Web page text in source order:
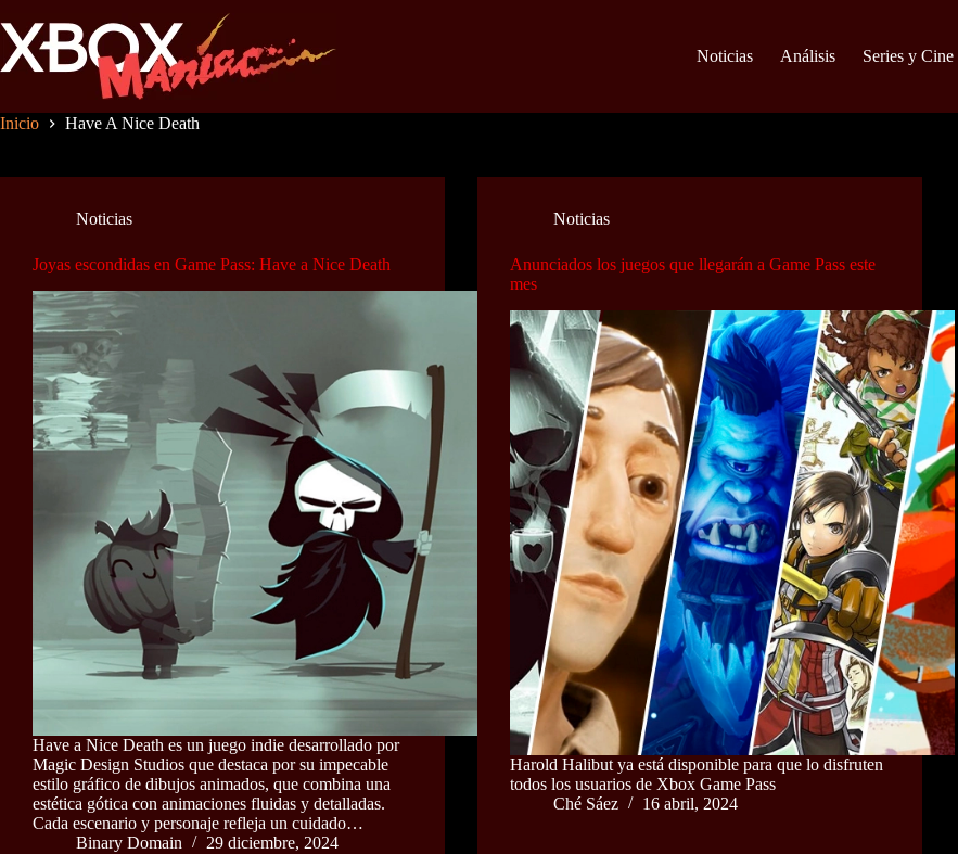
al
contenido
Noticias Análisis Series y Cine
Inicio Have A Nice Death
Noticias
Joyas escondidas en Game Pass: Have a Nice Death
Have a Nice Death es un juego indie desarrollado por
Magic Design Studios que destaca por su impecable
estilo gráfico de dibujos animados, que combina una
estética gótica con animaciones fluidas y detalladas.
Cada escenario y personaje refleja un cuidado…
Binary Domain
29 diciembre, 2024
Noticias
Anunciados los juegos que llegarán a Game Pass este
mes
Harold Halibut ya está disponible para que lo disfruten
todos los usuarios de Xbox Game Pass
Ché Sáez
16 abril, 2024